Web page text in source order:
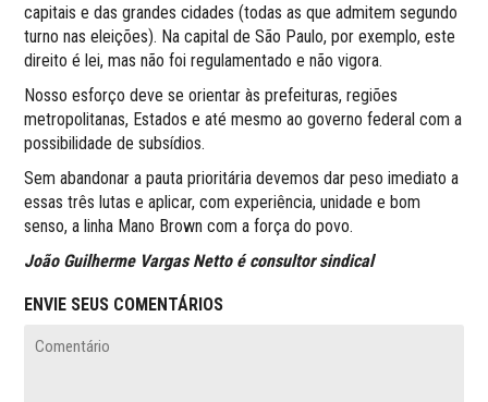
capitais e das grandes cidades (todas as que admitem segundo
turno nas eleições). Na capital de São Paulo, por exemplo, este
direito é lei, mas não foi regulamentado e não vigora.
Nosso esforço deve se orientar às prefeituras, regiões
metropolitanas, Estados e até mesmo ao governo federal com a
possibilidade de subsídios.
Sem abandonar a pauta prioritária devemos dar peso imediato a
essas três lutas e aplicar, com experiência, unidade e bom
senso, a linha Mano Brown com a força do povo.
João Guilherme Vargas Netto é consultor sindical
ENVIE SEUS COMENTÁRIOS